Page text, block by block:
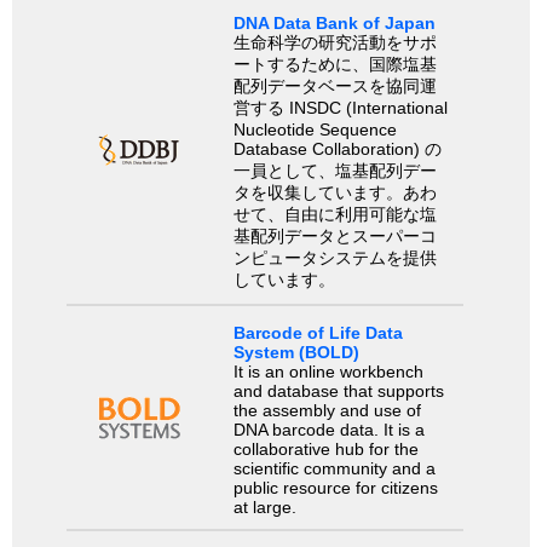
DNA Data Bank of Japan
生命科学の研究活動をサポ
ートするために、国際塩基
配列データベースを協同運
営する INSDC (International
Nucleotide Sequence
Database Collaboration) の
一員として、塩基配列デー
タを収集しています。あわ
せて、自由に利用可能な塩
基配列データとスーパーコ
ンピュータシステムを提供
しています。
Barcode of Life Data
System (BOLD)
It is an online workbench
and database that supports
the assembly and use of
DNA barcode data. It is a
collaborative hub for the
scientific community and a
public resource for citizens
at large.